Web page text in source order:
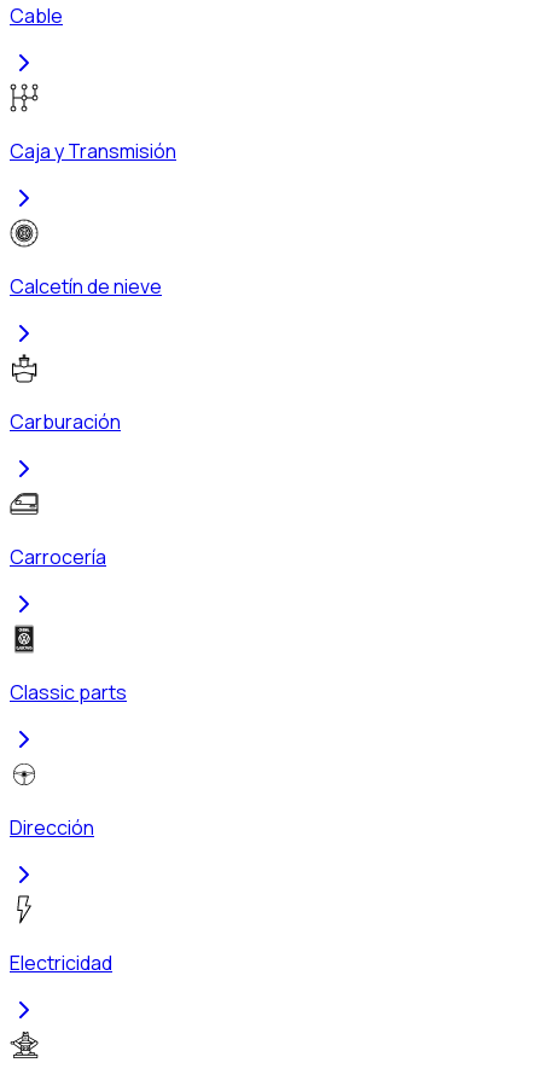
Cable
Caja y Transmisión
Calcetín de nieve
Carburación
Carrocería
Classic parts
Dirección
Electricidad